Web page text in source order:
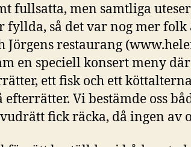
fullsatta, men samtliga
fyllda, så det var nog mer folk
Jörgens restaurang
en speciell konsert meny
ett fisk och ett
efterrätter. Vi bestämde oss
fick räcka, då ingen av